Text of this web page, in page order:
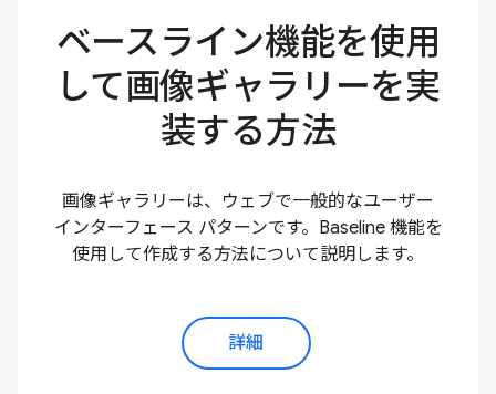
ベースライン機能を使用
して画像ギャラリーを実
装する方法
画像ギャラリーは、ウェブで一般的なユーザー
インターフェース パターンです。Baseline 機能を
使用して作成する方法について説明します。
詳細